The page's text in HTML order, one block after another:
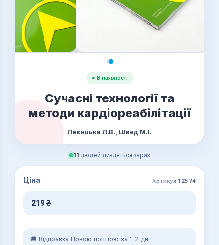
● В наявності
Сучасні технології та
методи кардіореабілітації
Левицька Л.В., Швед М.І.
11 людей дивляться зараз
Ціна Артикул 12574
219 ₴
🚚 Відправка Новою поштою за 1–2 дні